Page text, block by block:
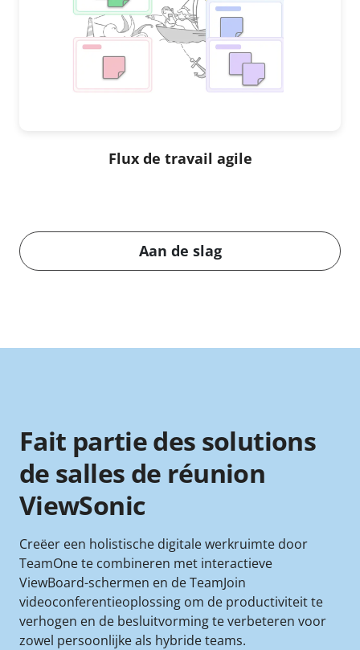
Flux de travail agile
Aan de slag
Fait partie des solutions
de salles de réunion
ViewSonic
Creëer een holistische digitale werkruimte door
TeamOne te combineren met interactieve
ViewBoard-schermen en de TeamJoin
videoconferentieoplossing om de productiviteit te
verhogen en de besluitvorming te verbeteren voor
zowel persoonlijke als hybride teams.